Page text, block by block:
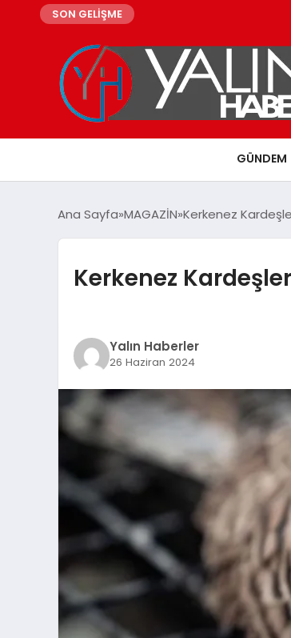
SON GELİŞME
GÜNDEM
Ana Sayfa MAGAZİN Kerkenez
Kerkenez
Yalın Haberler
26 Haziran 2024